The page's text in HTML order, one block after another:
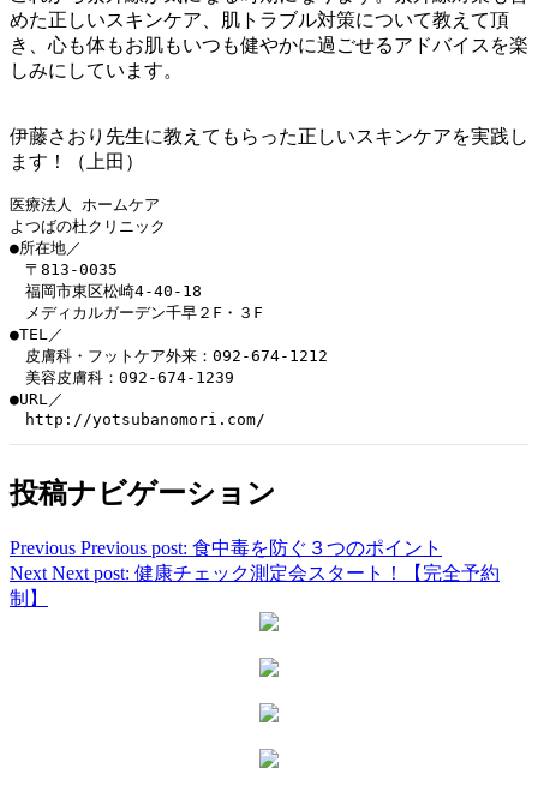
めた正しいスキンケア、肌トラブル対策について教えて頂
き、心も体もお肌もいつも健やかに過ごせるアドバイスを楽
しみにしています。
伊藤さおり先生に教えてもらった正しいスキンケアを実践し
ます！（上田）
医療法人 ホームケア
よつばの杜クリニック
●所在地／
〒813-0035
福岡市東区松崎4-40-18
メディカルガーデン千早２F・３F
●TEL／
皮膚科・フットケア外来：092-674-1212
美容皮膚科：092-674-1239
●URL／
投稿ナビゲーション
Previous Previous post: 食中毒を防ぐ３つのポイント
Next Next post: 健康チェック測定会スタート！【完全予約
制】